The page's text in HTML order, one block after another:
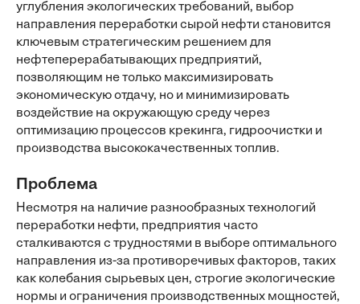
углубления экологических требований, выбор
направления переработки сырой нефти становится
ключевым стратегическим решением для
нефтеперерабатывающих предприятий,
позволяющим не только максимизировать
экономическую отдачу, но и минимизировать
воздействие на окружающую среду через
оптимизацию процессов крекинга, гидроочистки и
производства высококачественных топлив.
Проблема
Несмотря на наличие разнообразных технологий
переработки нефти, предприятия часто
сталкиваются с трудностями в выборе оптимального
направления из-за противоречивых факторов, таких
как колебания сырьевых цен, строгие экологические
нормы и ограничения производственных мощностей,